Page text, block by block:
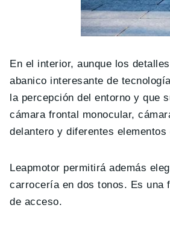
En el interior, aunque los
abanico interesante de
la percepción del entorno y que
cámara frontal monocular,
delantero y diferentes
Leapmotor permitirá además
carrocería en dos tonos. Es una
de acceso.